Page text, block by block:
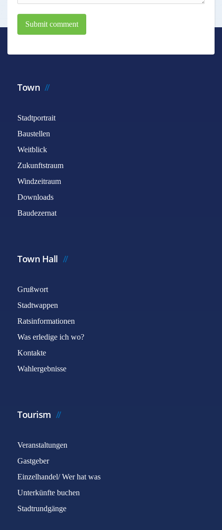
Submit comment
Town
Stadtportrait
Baustellen
Weitblick
Zukunftstraum
Windzeitraum
Downloads
Baudezernat
Town Hall
Grußwort
Stadtwappen
Ratsinformationen
Was erledige ich wo?
Kontakte
Wahlergebnisse
Tourism
Veranstaltungen
Gastgeber
Einzelhandel/ Wer hat was
Unterkünfte buchen
Stadtrundgänge